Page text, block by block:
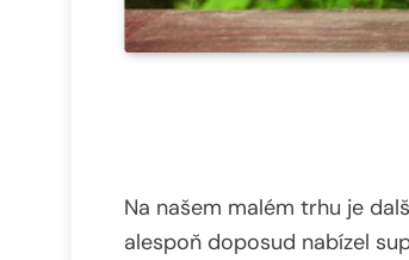
Na našem malém trhu je
alespoň doposud nabízel